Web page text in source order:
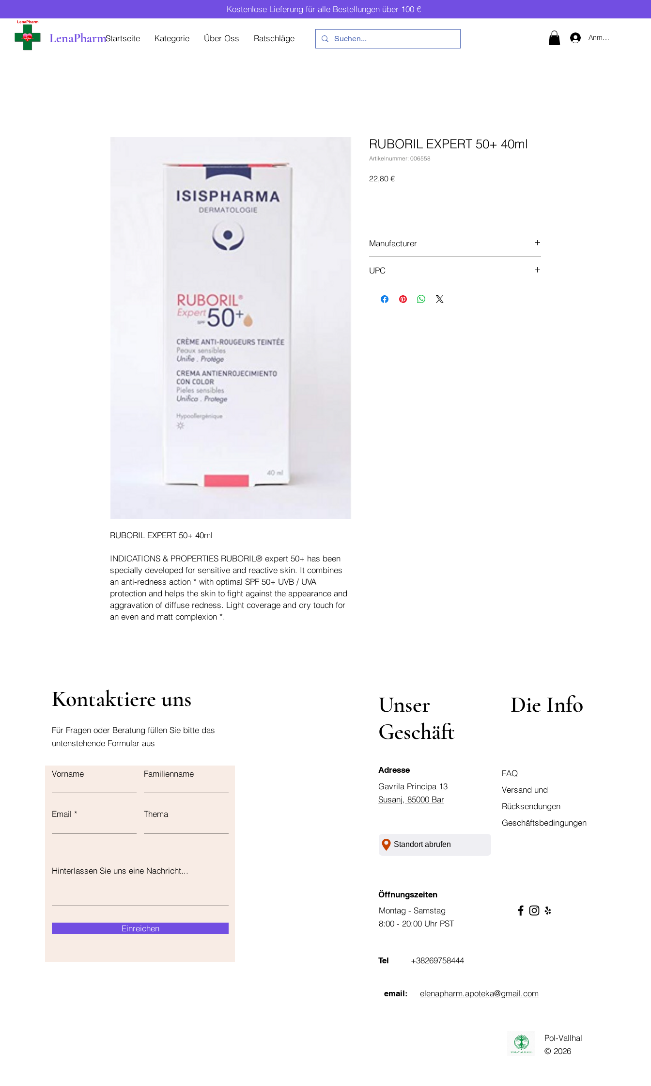
Kostenlose Lieferung für alle Bestellungen über 100 €
LenaPharm Anmelden
Startseite Kategorie Über Oss Ratschläge
RUBORIL EXPERT 50+ 40ml
INDICATIONS & PROPERTIES RUBORIL® expert 50+ has been
specially developed for sensitive and reactive skin. It combines
an anti-redness action * with optimal SPF 50+ UVB / UVA
protection and helps the skin to fight against the appearance and
aggravation of diffuse redness. Light coverage and dry touch for
an even and matt complexion *.
RUBORIL EXPERT 50+ 40ml
Artikelnummer: 006558
22,80 €Preis
Manufacturer
UPC
Kontaktiere uns
Für Fragen oder Beratung füllen Sie bitte das
untenstehende Formular aus
Vorname Familienname
Email Thema
Hinterlassen Sie uns eine Nachricht...
Einreichen
Unser
Geschäft
Adresse
Gavrila Principa 13
Susanj, 85000 Bar
Die Info
FAQ
Versand und
Rücksendungen
Geschäftsbedingungen
Standort abrufen
Öffnungszeiten
Montag - Samstag
8:00 - 20:00 Uhr PST
Tel +38269758444
email: elenapharm.apoteka@gmail.com
Pol-Vallhal
© 2026